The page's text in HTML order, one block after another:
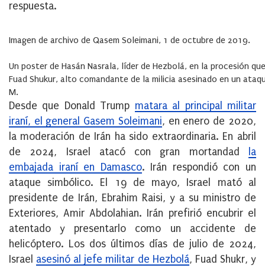
respuesta.
Imagen de archivo de Qasem Soleimani, 1 de octubre de 2019.
Un poster de Hasán Nasrala, líder de Hezbolá, en la procesión
Fuad Shukur, alto comandante de la milicia asesinado en un
M.
Desde que Donald Trump matara al principal militar
iraní, el general Gasem Soleimani, en enero de 2020,
la moderación de Irán ha sido extraordinaria. En abril
de 2024, Israel atacó con gran mortandad
la
embajada iraní en Damasco. Irán respondió con un
ataque simbólico. El 19 de mayo, Israel mató al
presidente de Irán, Ebrahim Raisi, y a su ministro de
Exteriores, Amir Abdolahian. Irán prefirió encubrir el
atentado y presentarlo como un accidente de
helicóptero. Los dos últimos días de julio de 2024,
Israel asesinó al jefe militar de Hezbolá, Fuad Shukr, y